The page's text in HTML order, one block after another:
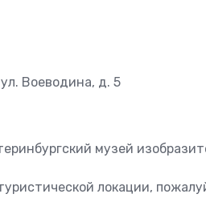
Воеводина, д. 5
музей
локации,